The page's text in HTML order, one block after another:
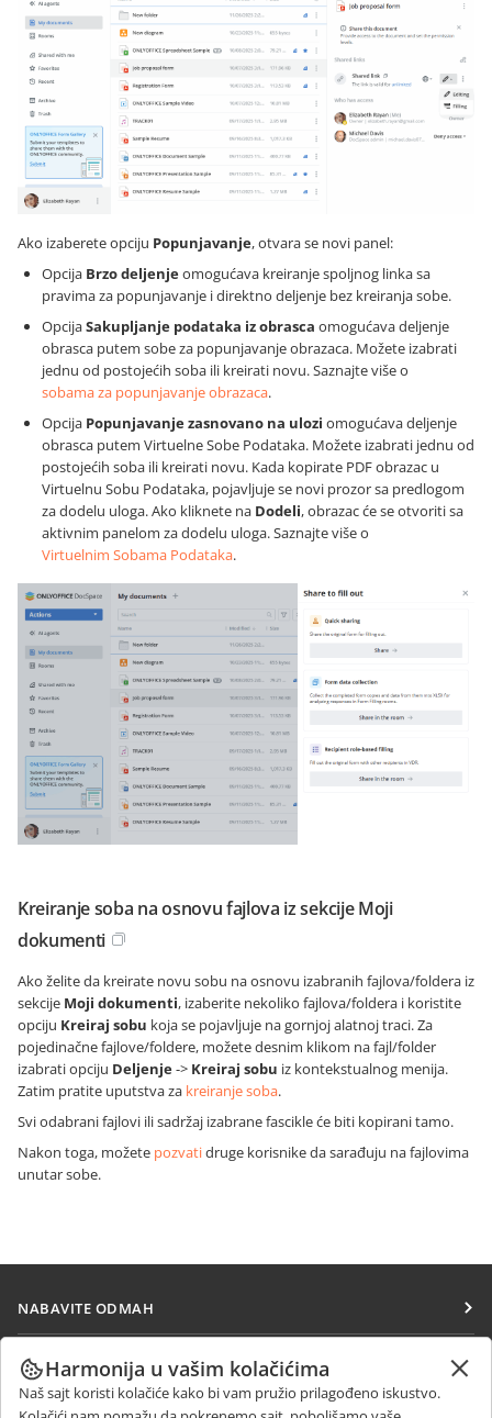
Ako izaberete opciju Popunjavanje, otvara se novi panel:
Opcija Brzo deljenjeomogućava kreiranje spoljnog linka sa
pravima za popunjavanje i direktno deljenje bez kreiranja sobe.
OpcijaSakupljanje podataka iz obrasca omogućava deljenje
obrasca putem sobe za popunjavanje obrazaca. Možete izabrati
jednu od postojećih soba ili kreirati novu. Saznajte više o
sobama za popunjavanje obrazaca.
Opcija Popunjavanje zasnovano na ulozi omogućava deljenje
obrasca putem Virtuelne Sobe Podataka. Možete izabrati jednu od
postojećih soba ili kreirati novu. Kada kopirate PDF obrazac u
Virtuelnu Sobu Podataka, pojavljuje se novi prozor sa predlogom
za dodelu uloga. Ako kliknete na Dodeli, obrazac će se otvoriti sa
aktivnim panelom za dodelu uloga. Saznajte više o
Virtuelnim Sobama Podataka.
Kreiranje soba na osnovu fajlova iz sekcije Moji
dokumenti
Ako želite da kreirate novu sobu na osnovu izabranih fajlova/foldera iz
sekcije Moji dokumenti, izaberite nekoliko fajlova/foldera i koristite
opciju Kreiraj sobu koja se pojavljuje na gornjoj alatnoj traci. Za
pojedinačne fajlove/foldere, možete desnim klikom na fajl/folder
izabrati opciju Deljenje-> Kreiraj sobu iz kontekstualnog menija.
Zatim pratite uputstva za kreiranje soba.
Svi odabrani fajlovi ili sadržaj izabrane fascikle će biti kopirani tamo.
Nakon toga, možete pozvatidruge korisnike da sarađuju na fajlovima
unutar sobe.
NABAVITE ODMAH
Docs
DocSpace
SARAĐUJTE
Za doprinosioce
PRIMAJTE VESTI
Harmonija u vašim kolačićima
Naš sajt koristi kolačiće kako bi vam pružio prilagođeno iskustvo.